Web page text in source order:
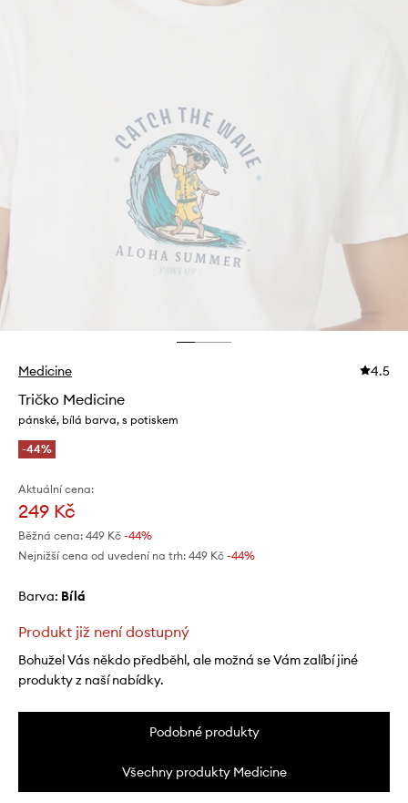
Medicine 4.5
Tričko Medicine
pánské, bílá barva, s potiskem
-44%
Aktuální cena:
249 Kč
Běžná cena: 449 Kč -44%
Nejnižší cena od uvedení na trh: 449 Kč -44%
Barva: bílá
Produkt již není dostupný
Bohužel Vás někdo předběhl, ale možná se Vám zalíbí jiné
produkty z naší nabídky.
Podobné produkty
Všechny produkty Medicine